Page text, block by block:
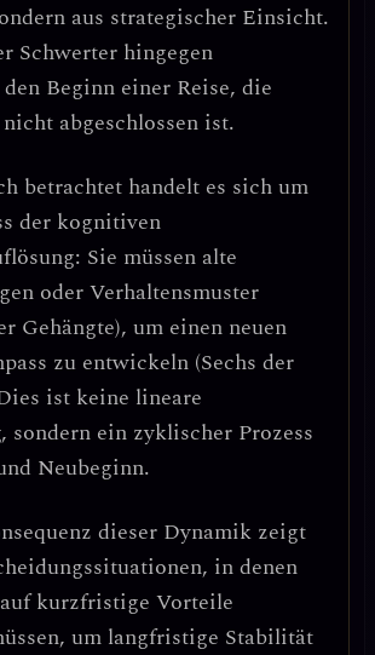
aus strategischer Einsicht.
Schwerter hingegen
Beginn einer Reise, die
abgeschlossen ist.
betrachtet handelt es sich um
der kognitiven
: Sie müssen alte
oder Verhaltensmuster
Gehängte), um einen neuen
zu entwickeln (Sechs der
ist keine lineare
sondern ein zyklischer Prozess
Neubeginn.
dieser Dynamik zeigt
in denen
kurzfristige Vorteile
, um langfristige Stabilität